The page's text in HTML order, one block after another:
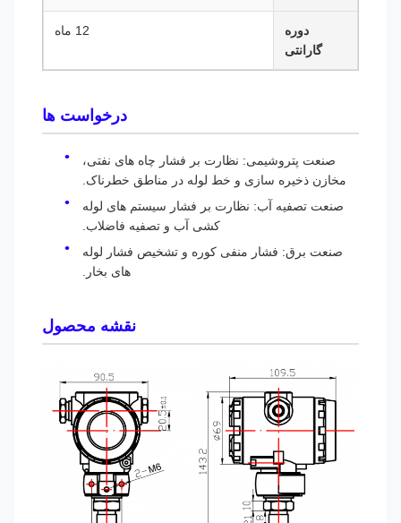
گارانتی
درخواست ها
صنعت پتروشیمی: نظارت بر فشار چاه های نفتی،
مخازن ذخیره سازی و خط لوله در مناطق خطرناک.
صنعت تصفیه آب: نظارت بر فشار سیستم های لوله
کشی آب و تصفیه فاضلاب.
صنعت برق: فشار منفی کوره و تشخیص فشار لوله
های بخار.
نقشه محصول